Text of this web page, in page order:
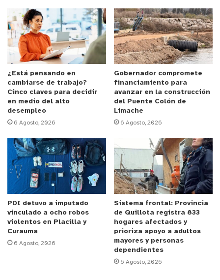
placa patente del móvil, el personal policial se
percató que no pertenecía a ese auto y mediante
la revisión del número del motor, se estableció que
el automóvil registraba un encargo vigente por el
delito de robo desde el 11 de julio del presente año,
interpuesta en la Tenencia Rodelillo en Valparaíso.
Informado de esta situación al fiscal de turno,
éste instruyó que las tres personas pasaran a
control de detención por el delito de receptación
de vehículo motorizado, quedando a disposición
del Tribunal de Viña del Mar.
y tú, ¿qué opinas?
¿Está pensando en
cambiarse de trabajo?
Cinco claves para decidir
en medio del alto
desempleo
6 Agosto, 2026
Gobernador compromete
financiamiento para
avanzar en la construcción
del Puente Colón de
Limache
6 Agosto, 2026
PDI detuvo a imputado
vinculado a ocho robos
violentos en Placilla y
Curauma
6 Agosto, 2026
Sistema frontal: Provincia
de Quillota registra 833
hogares afectados y
prioriza apoyo a adultos
mayores y personas
dependientes
6 Agosto, 2026